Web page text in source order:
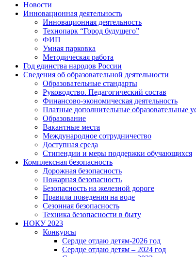
Новости
Инновационная деятельность
Инновационная деятельность
Технопарк “Город будущего”
ФИП
Умная парковка
Методическая работа
Год единства народов России
Сведения об образовательной деятельности
Образовательные стандарты
Руководство. Педагогический состав
Финансово-экономическая деятельность
Платные дополнительные образовательные
Образование
Вакантные места
Международное сотрудничество
Доступная среда
Стипендии и меры поддержки обучающихся
Комплексная безопасность
Дорожная безопасность
Пожарная безопасность
Безопасность на железной дороге
Правила поведения на воде
Сезонная безопасность
Техника безопасности в быту
НОКУ 2023
Конкурсы
Сердце отдаю детям-2026 год
Сердце отдаю детям – 2024 год